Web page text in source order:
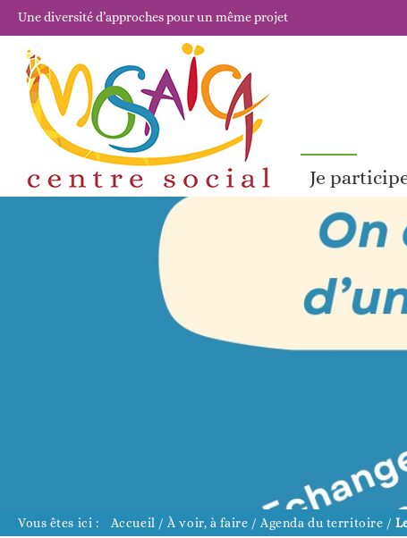
Une diversité d’approches pour un même projet
Je
Vous êtes ici : Accueil / À voir, à faire / Agenda du territoire /